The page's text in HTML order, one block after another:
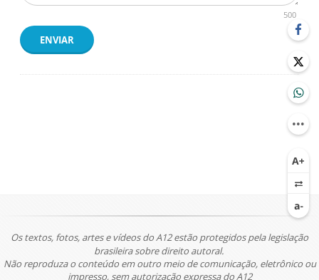
500
ENVIAR
Os textos, fotos, artes e vídeos do A12 estão protegidos pela legislação
brasileira sobre direito autoral.
Não reproduza o conteúdo em outro meio de comunicação, eletrônico ou
impresso, sem autorização expressa do A12